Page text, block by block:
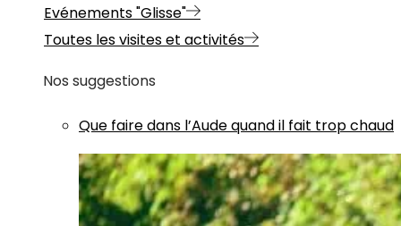
Evénements "Glisse"
Toutes les visites et activités
Nos suggestions
Que faire dans l’Aude quand il fait trop chaud